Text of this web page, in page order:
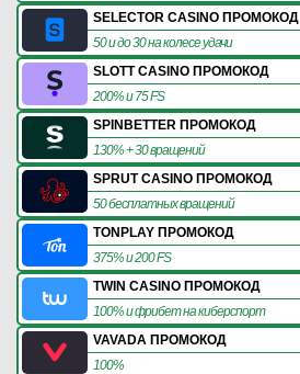
SELECTOR CASINO ПРОМОКОД
50 и до 30 на колесе удачи
SLOTT CASINO ПРОМОКОД
200% и 75 FS
SPINBETTER ПРОМОКОД
130% + 30 вращений
SPRUT CASINO ПРОМОКОД
50 бесплатных вращений
TONPLAY ПРОМОКОД
375% и 200 FS
TWIN CASINO ПРОМОКОД
100% и фрибет на киберспорт
VAVADA ПРОМОКОД
100%